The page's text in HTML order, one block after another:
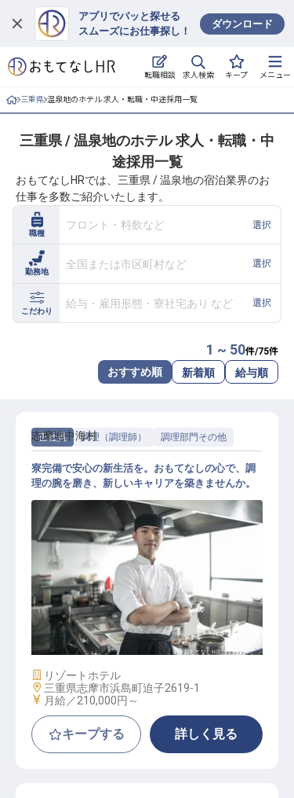
アプリでパッと探せる
スムーズにお仕事探し！
ダウンロード
転職相談 求人検索 キープ メニュー
ログイン
求人・施設を探す
就職・転職 合同説明会
おもてなしHRについて
ご利用の流れ
よくある質問
ホテル・宿泊業界情報コラム
転職サポートに申し込む
三重県 温泉地のホテル 求人・転職・中途採用一覧
三重県 / 温泉地のホテル 求人・転職・中
途採用一覧
おもてなしHRでは、三重県 / 温泉地の宿泊業界のお
仕事を多数ご紹介いたします。
職種
フロント・料飲など 選択
勤務地
全国または市区町村など 選択
こだわり
給与・雇用形態・寮社宅あり など 選択
1 ~ 50件/75件
おすすめ順 新着順 給与順
正社員 調理（調理師） 調理部門その他
レストラン調理スタッフ
志摩地中海村
寮完備で安心の新生活を。おもてなしの心で、調
理の腕を磨き、新しいキャリアを築きませんか。
施設業態
リゾートホテル
勤務地
三重県志摩市浜島町迫子2619-1
給与
月給／210,000円～
キープする 詳しく見る